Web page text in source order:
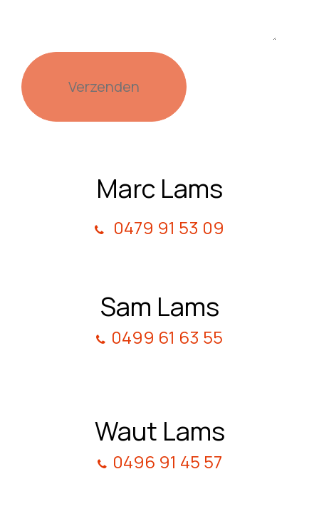
Verzenden
Marc Lams
0479 91 53 09
Sam Lams
0499 61 63 55
Waut Lams
0496 91 45 57